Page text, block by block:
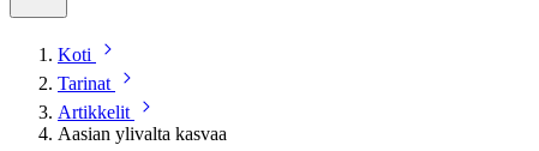
Koti
Tarinat
Artikkelit
Aasian ylivalta kasvaa